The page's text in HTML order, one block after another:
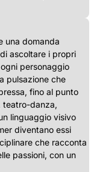
una domanda
ascoltare i propri
personaggio
pulsazione che
fino al punto
teatro-danza,
linguaggio visivo
diventano essi
che racconta
passioni, con un